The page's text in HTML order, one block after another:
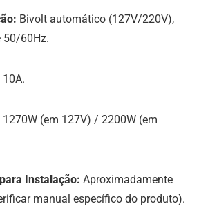
Bivolt automático (127V/220V),
50/60Hz.
10A.
1270W (em 127V) / 2200W (em
Instalação: Aproximadamente
manual específico do produto).